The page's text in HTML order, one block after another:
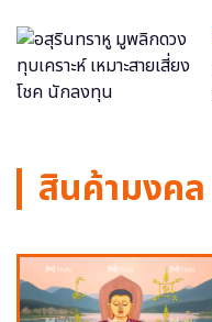
สินค้ามงคล